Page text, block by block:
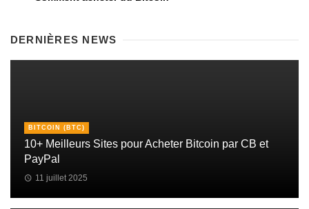
DERNIÈRES NEWS
BITCOIN (BTC)
10+ Meilleurs Sites pour Acheter Bitcoin par CB et
PayPal
11 juillet 2025